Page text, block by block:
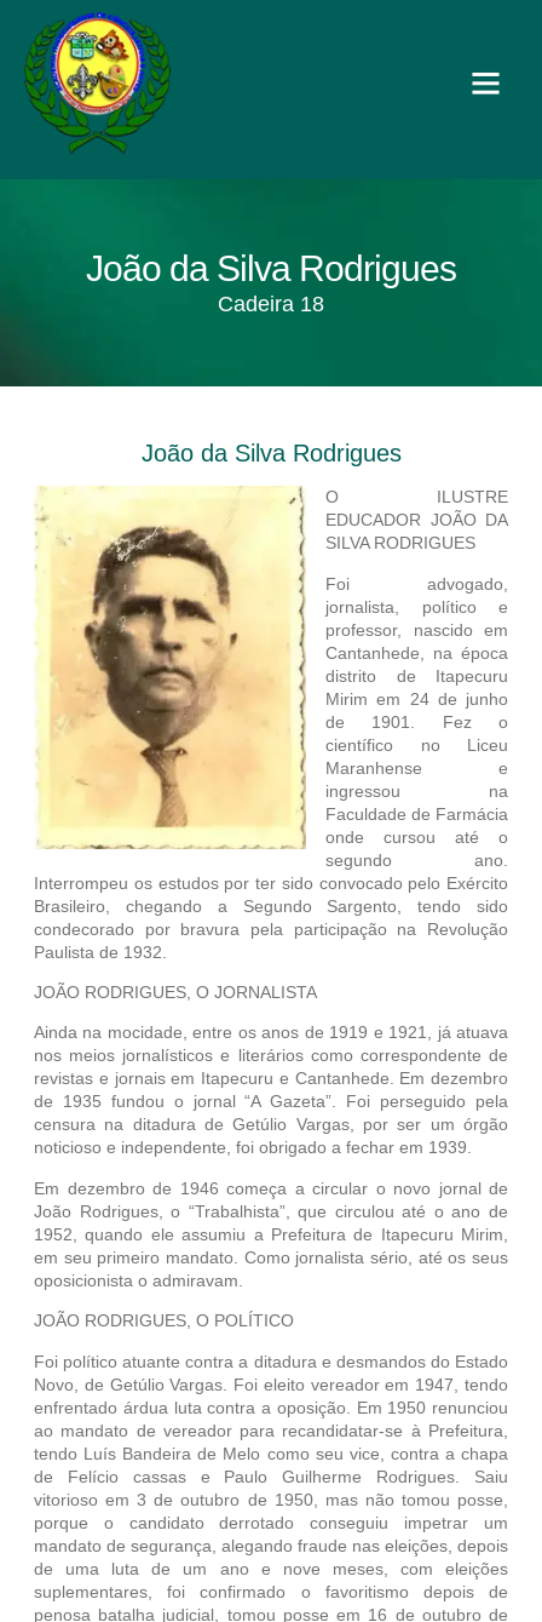
João da Silva Rodrigues
Cadeira 18
João da Silva Rodrigues
O ILUSTRE
EDUCADOR JOÃO DA
SILVA RODRIGUES
Foi advogado,
jornalista, político e
professor, nascido em
Cantanhede, na época
distrito de Itapecuru
Mirim em 24 de junho
de 1901. Fez o
científico no Liceu
Maranhense e
ingressou na
Faculdade de Farmácia
onde cursou até o
segundo ano.
Interrompeu os estudos por ter sido convocado pelo Exército
Brasileiro, chegando a Segundo Sargento, tendo sido
condecorado por bravura pela participação na Revolução
Paulista de 1932.
JOÃO RODRIGUES, O JORNALISTA
Ainda na mocidade, entre os anos de 1919 e 1921, já atuava
nos meios jornalísticos e literários como correspondente de
revistas e jornais em Itapecuru e Cantanhede. Em dezembro
de 1935 fundou o jornal “A Gazeta”. Foi perseguido pela
censura na ditadura de Getúlio Vargas, por ser um órgão
noticioso e independente, foi obrigado a fechar em 1939.
Em dezembro de 1946 começa a circular o novo jornal de
João Rodrigues, o “Trabalhista”, que circulou até o ano de
1952, quando ele assumiu a Prefeitura de Itapecuru Mirim,
em seu primeiro mandato. Como jornalista sério, até os seus
oposicionista o admiravam.
JOÃO RODRIGUES, O POLÍTICO
Foi político atuante contra a ditadura e desmandos do Estado
Novo, de Getúlio Vargas. Foi eleito vereador em 1947, tendo
enfrentado árdua luta contra a oposição. Em 1950 renunciou
ao mandato de vereador para recandidatar-se à Prefeitura,
tendo Luís Bandeira de Melo como seu vice, contra a chapa
de Felício cassas e Paulo Guilherme Rodrigues. Saiu
vitorioso em 3 de outubro de 1950, mas não tomou posse,
porque o candidato derrotado conseguiu impetrar um
mandato de segurança, alegando fraude nas eleições, depois
de uma luta de um ano e nove meses, com eleições
suplementares, foi confirmado o favoritismo depois de
penosa batalha judicial, tomou posse em 16 de outubro de